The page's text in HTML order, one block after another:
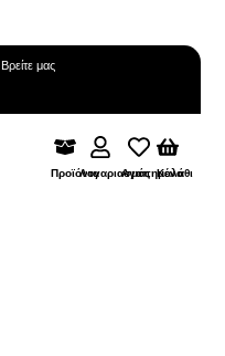
Βρείτε μας
ΠροϊόνταΛογαριασμόςΑγαπημένα
Καλάθι